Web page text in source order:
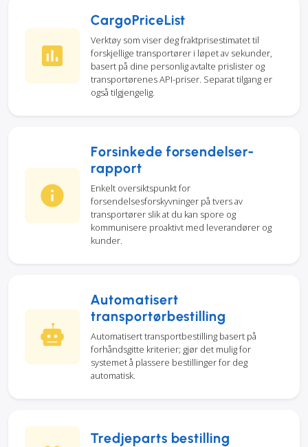
CargoPriceList
Verktøy som viser deg fraktprisestimatet til
forskjellige transportører i løpet av sekunder,
basert på dine personlig avtalte prislister og
transportørenes API-priser. Separat tilgang er
også tilgjengelig.
Forsinkede forsendelser-
rapport
Enkelt oversiktspunkt for
forsendelsesforskyvninger på tvers av
transportører slik at du kan spore og
kommunisere proaktivt med leverandører og
kunder.
Automatisert
transportørbestilling
Automatisert transportbestilling basert på
forhåndsgitte kriterier; gjør det mulig for
systemet å plassere bestillinger for deg
automatisk.
Tredjeparts bestilling